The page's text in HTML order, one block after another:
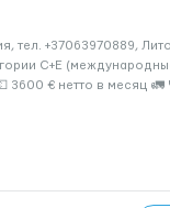
тел. +37063970889,
C+E
3600 € нетто в месяц 🚛
400–500 км в